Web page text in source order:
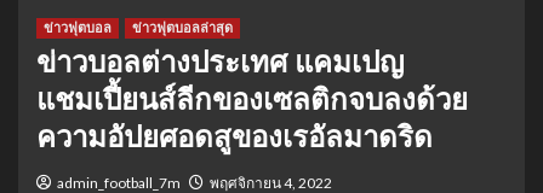
ข่าวฟุตบอล ข่าวฟุตบอลล่าสุด
ข่าวบอลต่างประเทศ แคมเปญ
แชมเปี้ยนส์ลีกของเซลติกจบลงด้วย
ความอัปยศอดสูของเรอัลมาดริด
admin_football_7m พฤศจิกายน 4, 2022